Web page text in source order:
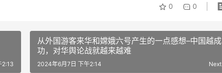
0 0
2:13
从外国游客来华和嫦娥六号产生的一点感想–中国越成
功，对华舆论战就越来越难
Next
2024年6月7日 下午2:14